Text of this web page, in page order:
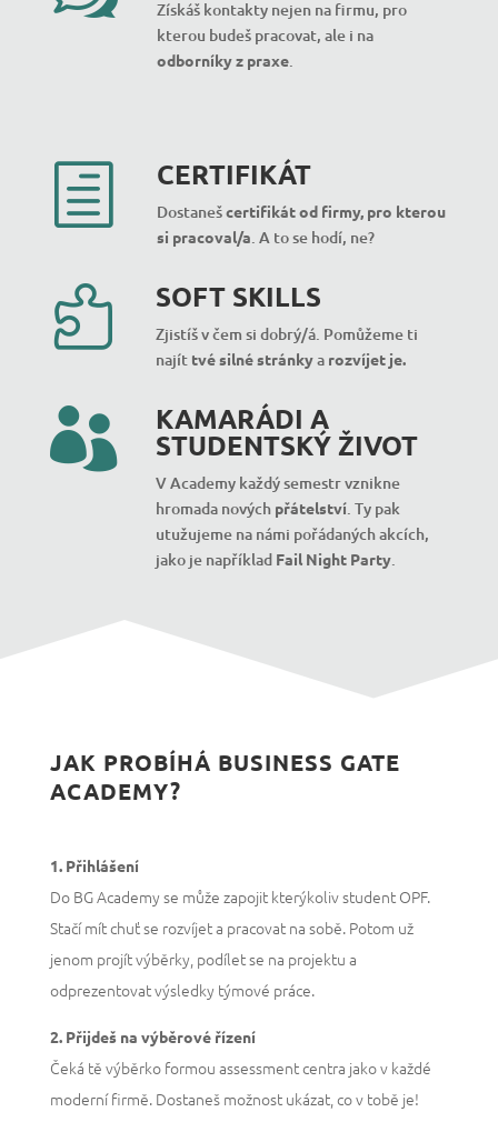
Získáš kontakty nejen na firmu, pro
kterou budeš pracovat, ale i na
odborníky z praxe.
h CERTIFIKÁT
Dostanešcertifikát od firmy, pro kterou
si pracoval/a A to se hodí, ne?
 SOFT SKILLS
Zjistíš v čem si dobrý/á. Pomůžeme ti
najíttvé silné stránkya rozvíjet je.
 KAMARÁDI A
STUDENTSKÝ ŽIVOT
V Academy každý semestr vznikne
hromada nových přátelství. Ty pak
utužujeme na námi pořádaných akcích,
jako je například Fail Night Party.
JAK PROBÍHÁ BUSINESS GATE
ACADEMY?
1. Přihlášení
Do BG Academy se může zapojit kterýkoliv student OPF.
Stačí mít chuť se rozvíjet a pracovat na sobě. Potom už
jenom projít výběrky, podílet se na projektu a
odprezentovat výsledky týmové práce.
2. Přijdeš na výběrové řízení
Čeká tě výběrko formou assessment centra jako v každé
moderní firmě. Dostaneš možnost ukázat, co v tobě je!